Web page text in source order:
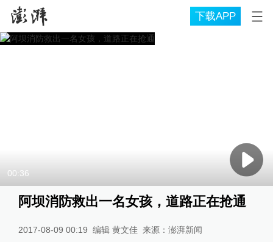
下载APP
00:36
阿坝消防救出一名女孩，道路正在抢通
2017-08-09 00:19 编辑 黄文佳 来源： 澎湃新闻